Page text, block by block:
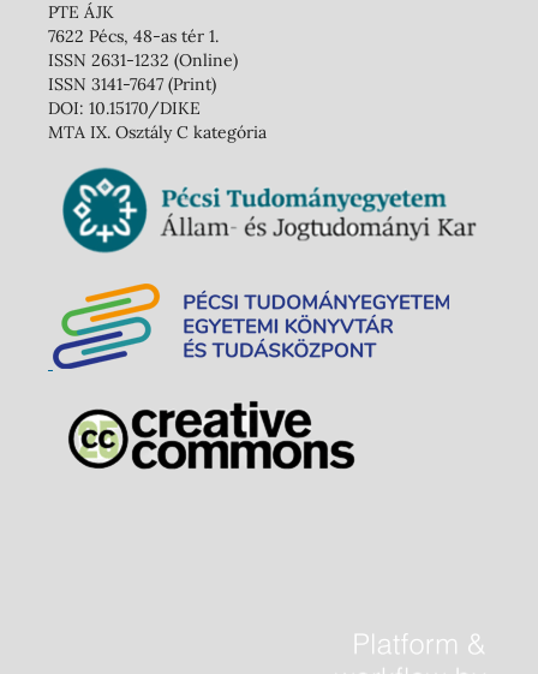
PTE ÁJK
7622 Pécs, 48-as tér 1.
ISSN 2631-1232 (Online)
ISSN 3141-7647 (Print)
DOI: 10.15170/DIKE
MTA IX. Osztály C kategória